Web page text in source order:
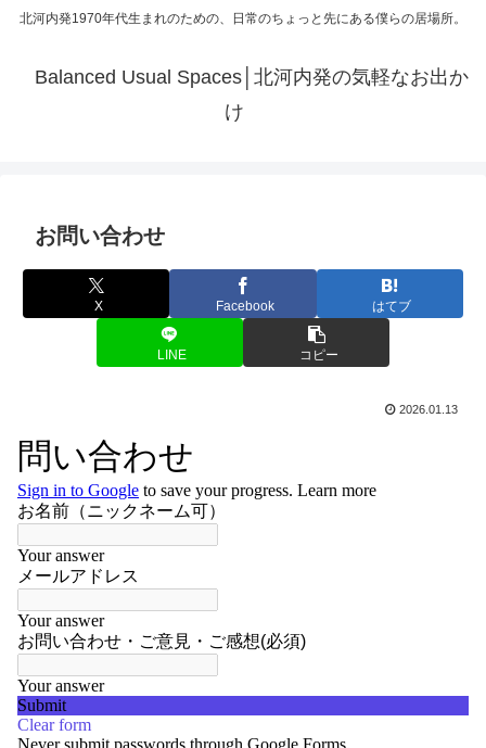
北河内発1970年代生まれのための、日常のちょっと先にある僕らの居場所。
Balanced Usual Spaces│北河内発の気軽なお出か
け
お問い合わせ
X Facebook はてブ
LINE コピー
2026.01.13